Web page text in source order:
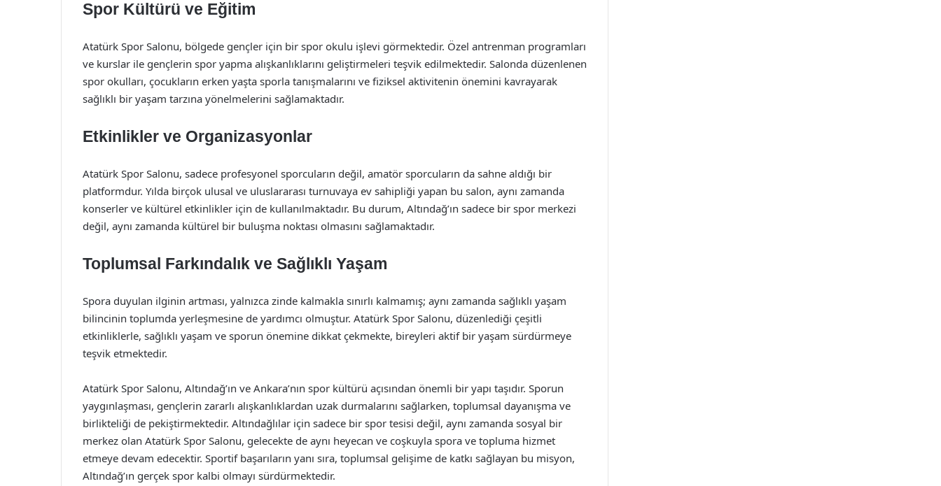
Spor Kültürü ve Eğitim
Atatürk Spor Salonu, bölgede gençler için bir spor okulu işlevi görmektedir. Özel antrenman programları
ve kurslar ile gençlerin spor yapma alışkanlıklarını geliştirmeleri teşvik edilmektedir. Salonda düzenlenen
spor okulları, çocukların erken yaşta sporla tanışmalarını ve fiziksel aktivitenin önemini kavrayarak
sağlıklı bir yaşam tarzına yönelmelerini sağlamaktadır.
Etkinlikler ve Organizasyonlar
Atatürk Spor Salonu, sadece profesyonel sporcuların değil, amatör sporcuların da sahne aldığı bir
platformdur. Yılda birçok ulusal ve uluslararası turnuvaya ev sahipliği yapan bu salon, aynı zamanda
konserler ve kültürel etkinlikler için de kullanılmaktadır. Bu durum, Altındağ’ın sadece bir spor merkezi
değil, aynı zamanda kültürel bir buluşma noktası olmasını sağlamaktadır.
Toplumsal Farkındalık ve Sağlıklı Yaşam
Spora duyulan ilginin artması, yalnızca zinde kalmakla sınırlı kalmamış; aynı zamanda sağlıklı yaşam
bilincinin toplumda yerleşmesine de yardımcı olmuştur. Atatürk Spor Salonu, düzenlediği çeşitli
etkinliklerle, sağlıklı yaşam ve sporun önemine dikkat çekmekte, bireyleri aktif bir yaşam sürdürmeye
teşvik etmektedir.
Atatürk Spor Salonu, Altındağ’ın ve Ankara’nın spor kültürü açısından önemli bir yapı taşıdır. Sporun
yaygınlaşması, gençlerin zararlı alışkanlıklardan uzak durmalarını sağlarken, toplumsal dayanışma ve
birlikteliği de pekiştirmektedir. Altındağlılar için sadece bir spor tesisi değil, aynı zamanda sosyal bir
merkez olan Atatürk Spor Salonu, gelecekte de aynı heyecan ve coşkuyla spora ve topluma hizmet
etmeye devam edecektir. Sportif başarıların yanı sıra, toplumsal gelişime de katkı sağlayan bu misyon,
Altındağ’ın gerçek spor kalbi olmayı sürdürmektedir.